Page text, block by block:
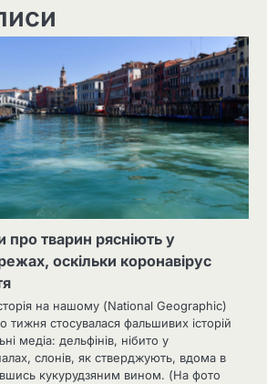
про тварин рясніють у
оскільки коронавірус
на нашому (National Geographic)
тижня стосувалася фальшивих історій
медіа: дельфінів, нібито у
слонів, як стверджують, вдома в
кукурудзяним вином. (На фото